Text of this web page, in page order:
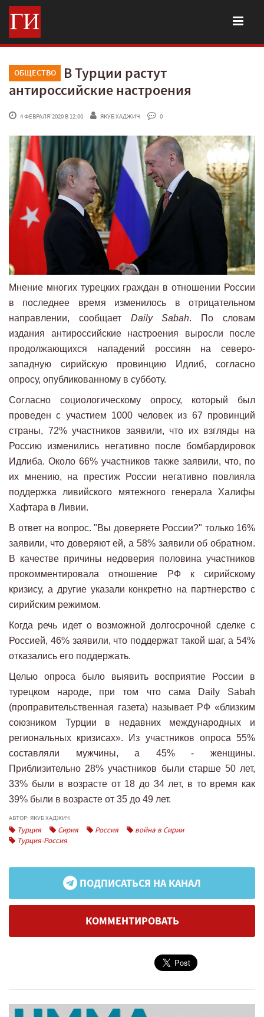
ОБЩЕСТВО
В Турции растут
антироссийские настроения
4 ФЕВРАЛЯ'2020 В 12:00 ЯКУБ ХАДЖИЧ 0
Мнение многих турецких граждан в отношении России
в последнее время изменилось в отрицательном
направлении, сообщает Daily Sabah. По словам
издания антироссийские настроения выросли после
продолжающихся нападений россиян на северо-
западную сирийскую провинцию Идлиб, согласно
опросу, опубликованному в субботу.
Согласно социологическому опросу, который был
проведен с участием 1000 человек из 67 провинций
страны, 72% участников заявили, что их взгляды на
Россию изменились негативно после бомбардировок
Идлиба. Около 66% участников также заявили, что, по
их мнению, на престиж России негативно повлияла
поддержка ливийского мятежного генерала Халифы
Хафтара в Ливии.
В ответ на вопрос. "Вы доверяете России?" только 16%
заявили, что доверяют ей, а 58% заявили об обратном.
В качестве причины недоверия половина участников
прокомментировала отношение РФ к сирийскому
кризису, а другие указали конкретно на партнерство с
сирийским режимом.
Когда речь идет о возможной долгосрочной сделке с
Россией, 46% заявили, что поддержат такой шаг, а 54%
отказались его поддержать.
Целью опроса было выявить восприятие России в
турецком народе, при том что сама Daily Sabah
(проправительственная газета) называет РФ «близким
союзником Турции в недавних международных и
региональных кризисах». Из участников опроса 55%
составляли мужчины, а 45% - женщины.
Приблизительно 28% участников были старше 50 лет,
33% были в возрасте от 18 до 34 лет, в то время как
39% были в возрасте от 35 до 49 лет.
АВТОР: ЯКУБ ХАДЖИЧ
Турция Сирия Россия
война в Сирии
Турция-Россия
ПОДПИСАТЬСЯ НА КАНАЛ
КОММЕНТИРОВАТЬ